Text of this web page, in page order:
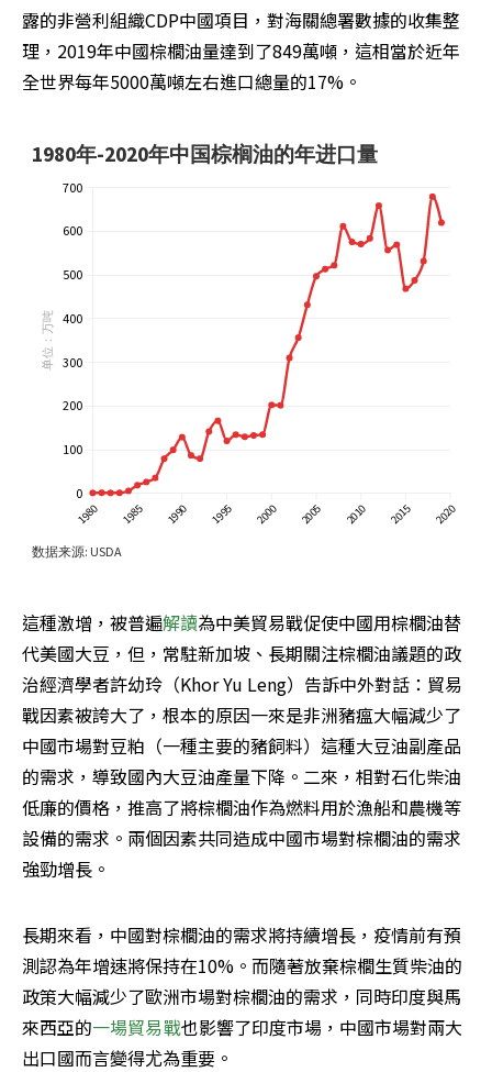
露的非營利組織CDP中國項目，對海關總署數據的收集整
理，2019年中國棕櫚油量達到了849萬噸，這相當於近年
全世界每年5000萬噸左右進口總量的17%。
這種激增，被普遍解讀為中美貿易戰促使中國用棕櫚油替
代美國大豆，但，常駐新加坡、長期關注棕櫚油議題的政
治經濟學者許幼玲（Khor Yu Leng）告訴中外對話：貿易
戰因素被誇大了，根本的原因一來是非洲豬瘟大幅減少了
中國市場對豆粕（一種主要的豬飼料）這種大豆油副產品
的需求，導致國內大豆油產量下降。二來，相對石化柴油
低廉的價格，推高了將棕櫚油作為燃料用於漁船和農機等
設備的需求。兩個因素共同造成中國市場對棕櫚油的需求
強勁增長。
長期來看，中國對棕櫚油的需求將持續增長，疫情前有預
測認為年增速將保持在10%。而隨著放棄棕櫚生質柴油的
政策大幅減少了歐洲市場對棕櫚油的需求，同時印度與馬
來西亞的一場貿易戰也影響了印度市場，中國市場對兩大
出口國而言變得尤為重要。